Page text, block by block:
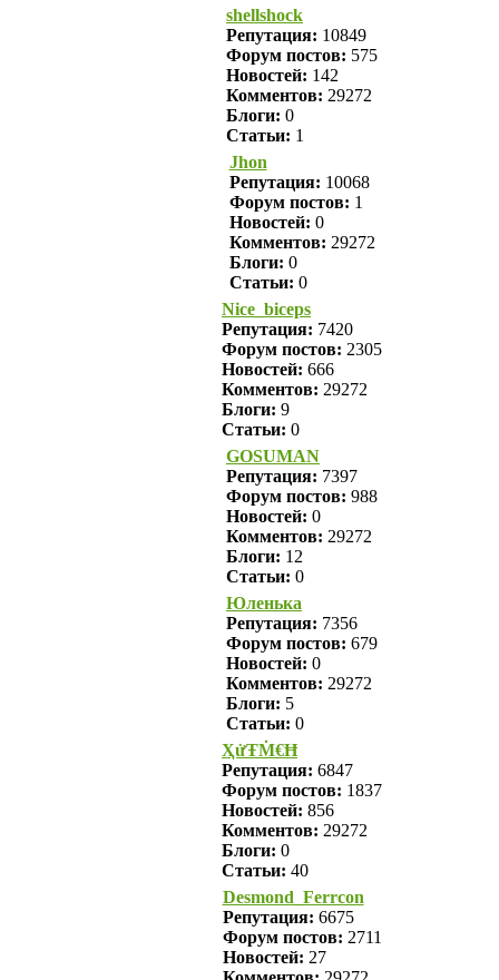
shellshock
Репутация: 10849
Форум постов: 575
Новостей: 142
Комментов: 29272
Блоги: 0
Статьи: 1
Jhon
Репутация: 10068
Форум постов: 1
Новостей: 0
Комментов: 29272
Блоги: 0
Статьи: 0
Nice_biceps
Репутация: 7420
Форум постов: 2305
Новостей: 666
Комментов: 29272
Блоги: 9
Статьи: 0
GOSUMAN
Репутация: 7397
Форум постов: 988
Новостей: 0
Комментов: 29272
Блоги: 12
Статьи: 0
Юленька
Репутация: 7356
Форум постов: 679
Новостей: 0
Комментов: 29272
Блоги: 5
Статьи: 0
ҲửŦṀ€Ħ
Репутация: 6847
Форум постов: 1837
Новостей: 856
Комментов: 29272
Блоги: 0
Статьи: 40
Desmond_Ferrcon
Репутация: 6675
Форум постов: 2711
Новостей: 27